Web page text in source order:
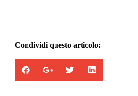
Condividi questo articolo: